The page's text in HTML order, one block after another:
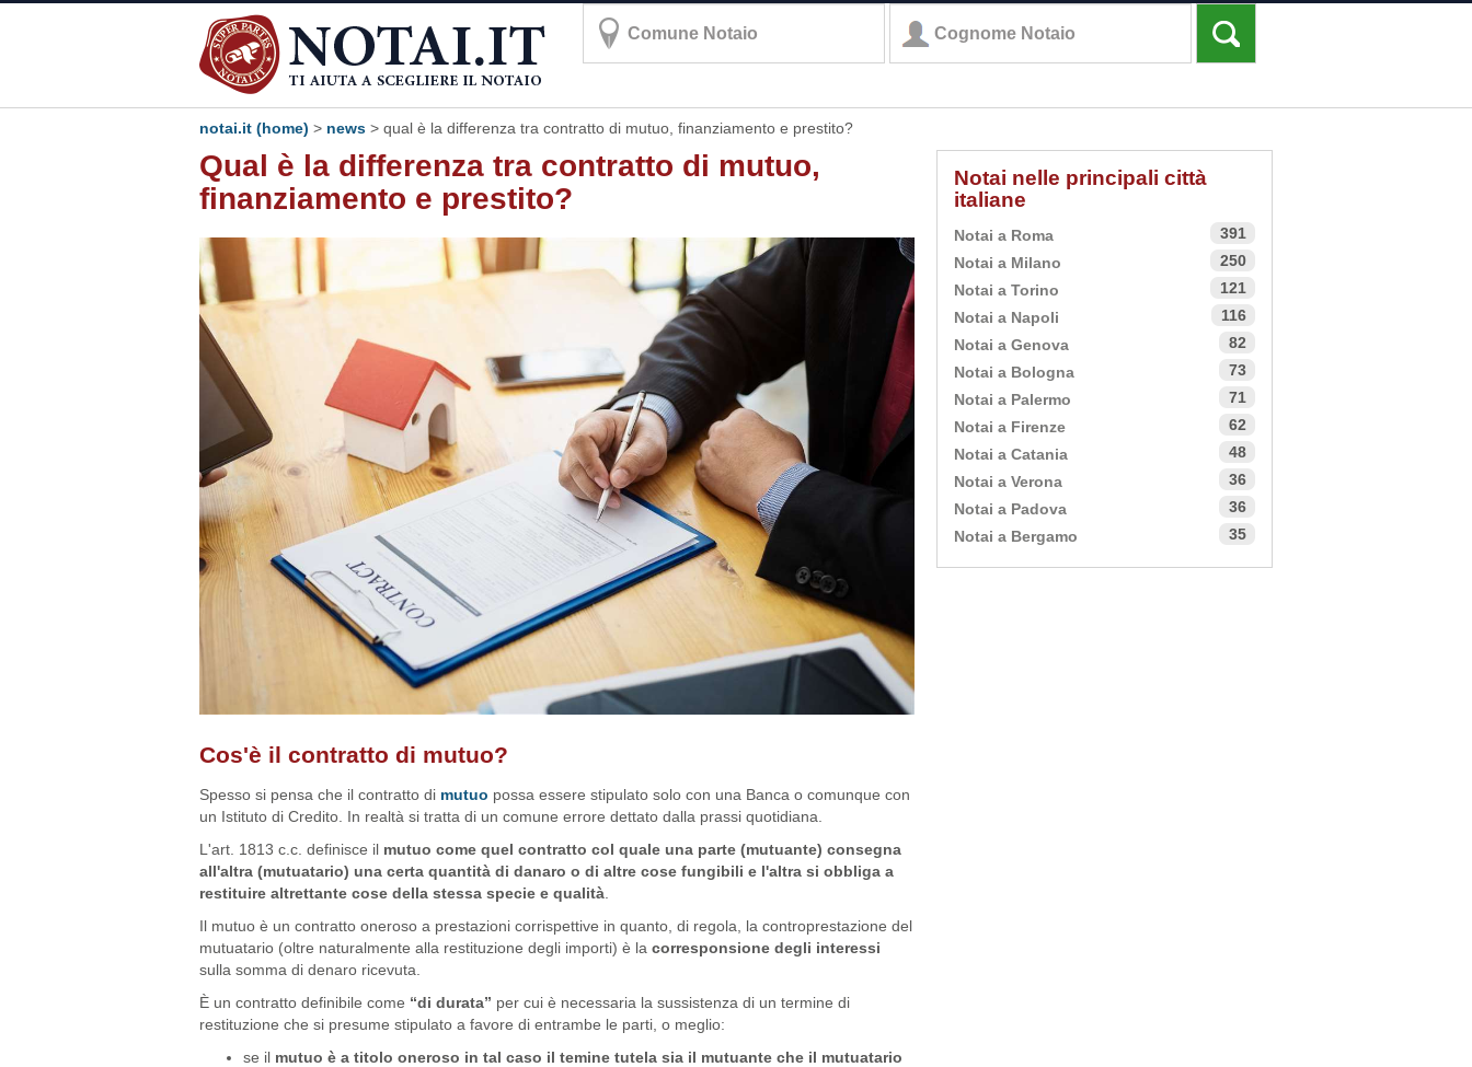
notai.it (home) > news > qual è la differenza tra contratto di mutuo, finanziamento e prestito?
Qual è la differenza tra contratto di mutuo,
finanziamento e prestito?
Cos'è il contratto di mutuo?
Spesso si pensa che il contratto di mutuo possa essere stipulato solo con una Banca o comunque con
un Istituto di Credito. In realtà si tratta di un comune errore dettato dalla prassi quotidiana.
L'art. 1813 c.c. definisce il mutuo come quel contratto col quale una parte (mutuante) consegna
all'altra (mutuatario) una certa quantità di danaro o di altre cose fungibili e l'altra si obbliga a
restituire altrettante cose della stessa specie e qualità
Il mutuo è un contratto oneroso a prestazioni corrispettive in quanto, di regola, la controprestazione del
mutuatario (oltre naturalmente alla restituzione degli importi) è la corresponsione degli interessi
sulla somma di denaro ricevuta.
È un contratto definibile come “di durata” per cui è necessaria la sussistenza di un termine di
restituzione che si presume stipulato a favore di entrambe le parti, o meglio:
se il mutuo è a titolo oneroso in tal caso il temine tutela sia il mutuante che il mutuatario
Notai nelle principali città
italiane
Notai a Roma
391
Notai a Milano
250
Notai a Torino
121
Notai a Napoli
116
Notai a Genova
82
Notai a Bologna
73
Notai a Palermo
71
Notai a Firenze
62
Notai a Catania
48
Notai a Verona
36
Notai a Padova
36
Notai a Bergamo
35